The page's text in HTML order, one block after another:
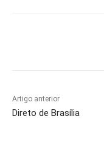
Artigo anterior
Direto de Brasília